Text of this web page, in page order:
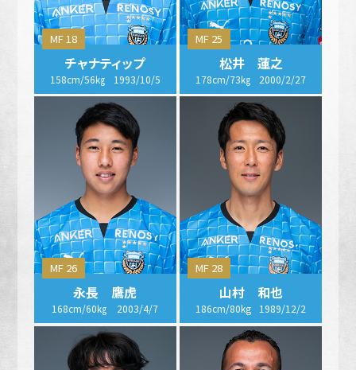
MF 18
チャナティップ
158cm/56㎏ 1993/10/5
MF 25
松井 蓮之
178cm/73㎏ 2000/2/27
MF 26
永長 鷹虎
168cm/60㎏ 2003/4/7
MF 28
山村 和也
186cm/80kg 1989/12/2